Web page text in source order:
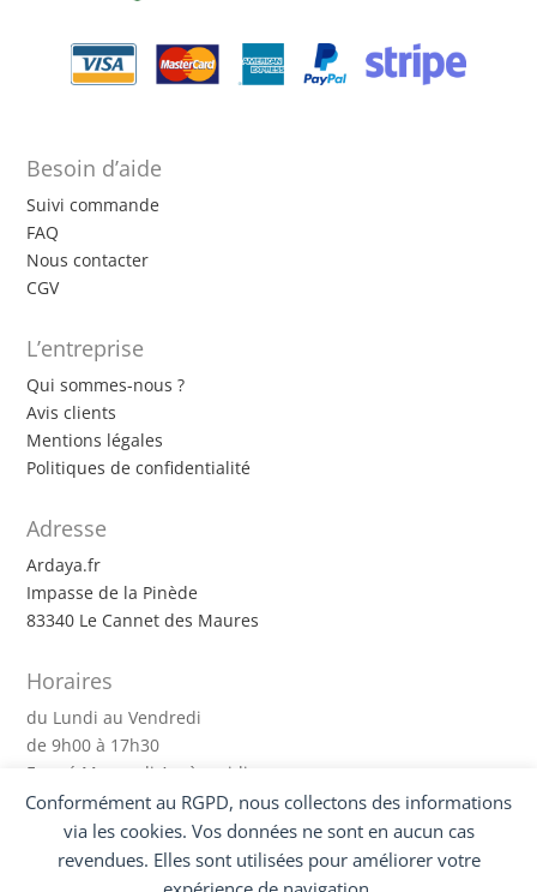
Conformément au RGPD, nous collectons des informations
via les cookies. Vos données ne sont en aucun cas
revendues. Elles sont utilisées pour améliorer votre
Besoin d’aide
Suivi commande
FAQ
Nous contacter
CGV
L’entreprise
Qui sommes-nous ?
Avis clients
Mentions légales
Politiques de confidentialité
Adresse
Ardaya.fr
Impasse de la Pinède
83340 Le Cannet des Maures
Horaires
du Lundi au Vendredi
de 9h00 à 17h30
Fermé Mercredi Après-midi
Suivez-nous !